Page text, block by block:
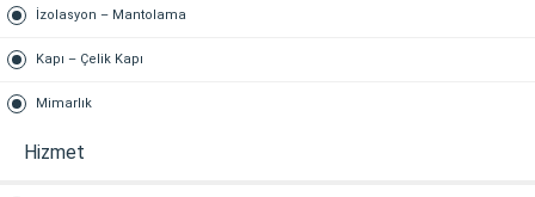
İzolasyon – Mantolama
Kapı – Çelik Kapı
Mimarlık
Hizmet